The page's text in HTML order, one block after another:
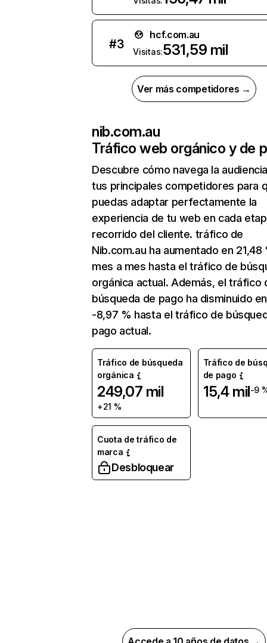
#3
hcf.com.au
Visitas:531,59 mil
Ver más competidores →
nib.com.au
Tráfico web orgánico y de
Descubre cómo navega la
tus principales competidores para
puedas adaptar perfectamente la
experiencia de tu web en cada
recorrido del cliente. tráfico de
Nib.com.au ha aumentado en 21,48
mes a mes hasta el tráfico de
orgánica actual. Además, el tráfico
búsqueda de pago ha disminuido en
-8,97 % hasta el tráfico de
pago actual.
Tráfico de búsqueda
orgánica
249,07 mil
+21 %
Tráfico de
de pago
15,4 mil-9
Cuota de tráfico de
marca
Desbloquear